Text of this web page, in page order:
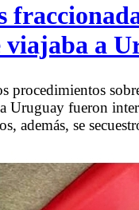
viajaba a
procedimientos
fueron
además, se